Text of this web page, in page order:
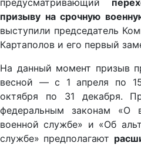
предусматривающий
призыву на срочную
выступили председатель
Картаполов и его первый
На данный момент призыв
весной — с 1 апреля по
октября по 31 декабря.
федеральным законам «О
военной службе» и «Об
службе» предполагают